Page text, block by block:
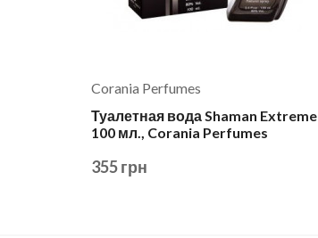
Corania Perfumes
Туалетная вода Shaman Extreme
100 мл., Corania Perfumes
355 грн